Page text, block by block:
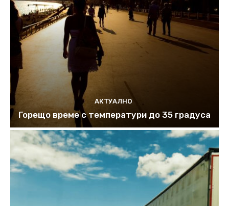
АКТУАЛНО
Горещо време с температури до 35 градуса